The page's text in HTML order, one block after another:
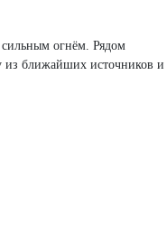
сильным огнём. Рядом
из ближайших источников и